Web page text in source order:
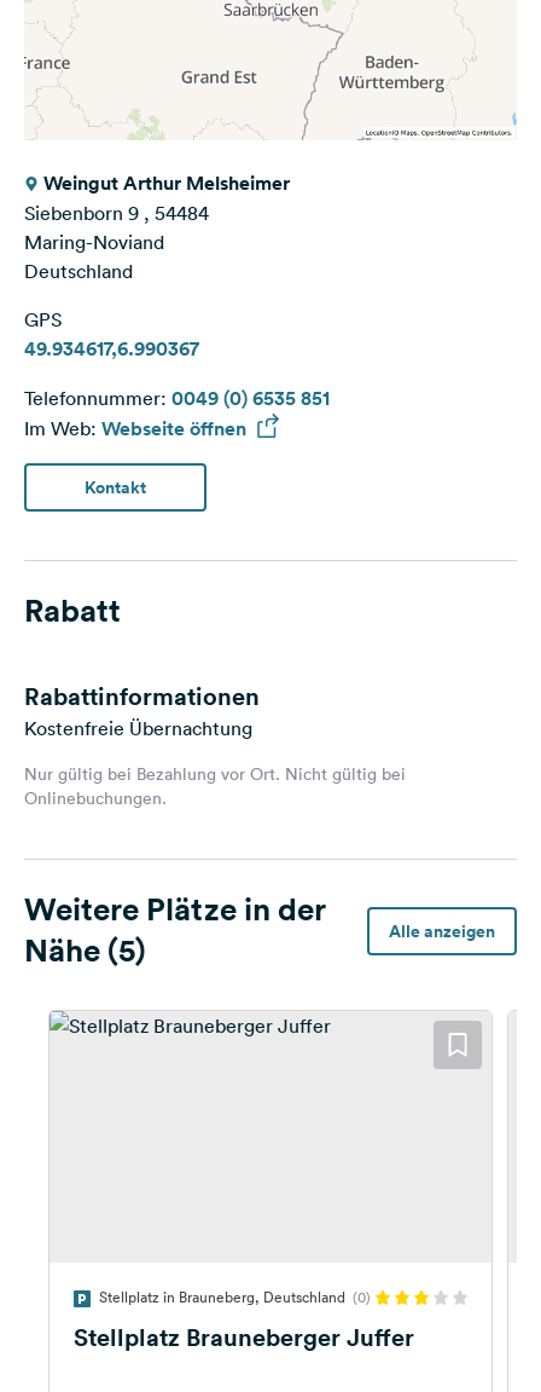
Weingut Arthur Melsheimer
Siebenborn 9 , 54484
Maring-Noviand
Deutschland
GPS
49.934617,6.990367
Telefonnummer: 0049 (0) 6535 851
Im Web: Webseite öffnen
Kontakt
Rabatt
Rabattinformationen
Kostenfreie Übernachtung
Nur gültig bei Bezahlung vor Ort. Nicht gültig bei
Onlinebuchungen.
Weitere Plätze in der
Nähe (5)
Alle anzeigen
Stellplatz in Brauneberg, Deutschland (0)
Stellplatz Brauneberger Juffer